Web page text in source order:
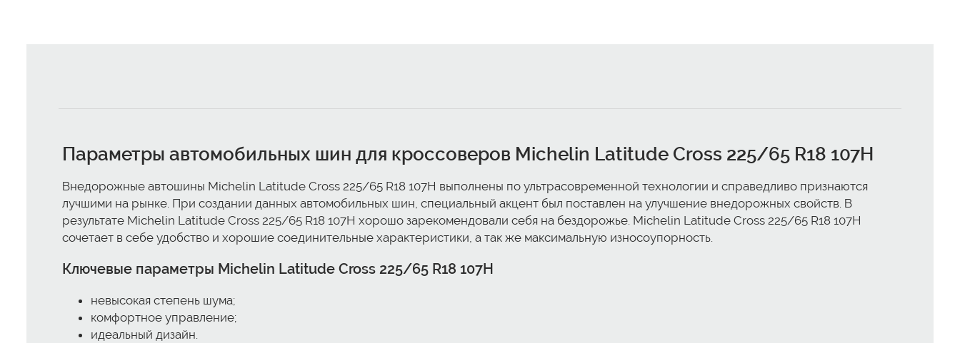
Параметры автомобильных шин для кроссоверов Michelin Latitude Cross 225/65 R18 107H
Внедорожные автошины Michelin Latitude Cross 225/65 R18 107H выполнены по ультрасовременной технологии и справедливо признаются
лучшими на рынке. При создании данных автомобильных шин, специальный акцент был поставлен на улучшение внедорожных свойств. В
результате Michelin Latitude Cross 225/65 R18 107H хорошо зарекомендовали себя на бездорожье. Michelin Latitude Cross 225/65 R18 107H
сочетает в себе удобство и хорошие соединительные характеристики, а так же максимальную износоупорность.
Ключевые параметры Michelin Latitude Cross 225/65 R18 107H
невысокая степень шума;
комфортное управление;
идеальный дизайн.